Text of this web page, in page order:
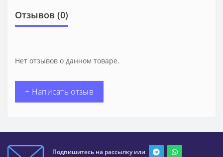
Отзывов (0)
Нет отзывов о данном товаре.
+ Написать отзыв
Подпишитесь на рассылку или